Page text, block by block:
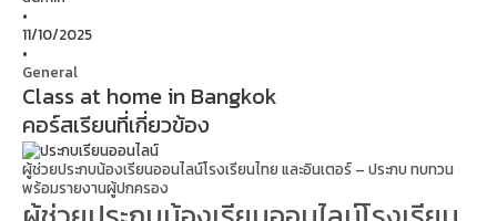
•
11/10/2025
•
General
Class at home in Bangkok
คอร์สเรียนที่เกี่ยวข้อง
ผู้ช่วยประกบน้องเรียนออนไลน์โรงเรียนไทย และอินเตอร์ – ประกบ ทบทวน
พร้อมรายงานผู้ปกครอง